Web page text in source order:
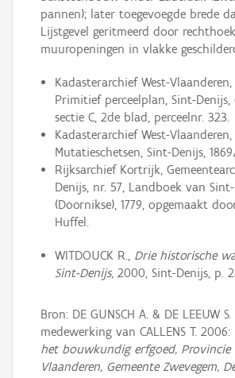
pannen); later toegevoegde brede
Lijstgevel geritmeerd door
muuropeningen in vlakke
Kadasterarchief West-Vlaanderen,
Primitief perceelplan, Sint-Denijs,
sectie C, 2de blad, perceelnr. 323.
Kadasterarchief West-Vlaanderen,
Mutatieschetsen, Sint-Denijs,
Rijksarchief Kortrijk,
Denijs, nr. 57, Landboek van
(Doornikse), 1779, opgemaakt
Huffel.
WITDOUCK R., Drie historische
Sint-Denijs, 2000, Sint-Denijs, p.
Bron: DE GUNSCH A. & DE LEEUW
medewerking van CALLENS T. 2006:
het bouwkundig erfgoed, Provincie
Vlaanderen, Gemeente Zwevegem,